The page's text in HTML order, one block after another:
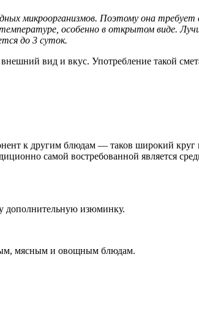
микроорганизмов. Поэтому она
особенно в открытом виде.
до 3 суток.
вид и вкус. Употребление такой
к другим блюдам — таков широкий
самой востребованной является
дополнительную изюминку.
мясным и овощным блюдам.